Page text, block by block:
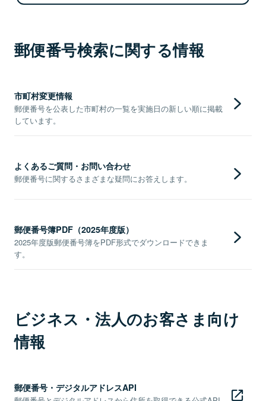
郵便番号検索に関する情報
市町村変更情報
郵便番号を公表した市町村の一覧を実施日の新しい順に掲載
しています。
よくあるご質問・お問い合わせ
郵便番号に関するさまざまな疑問にお答えします。
郵便番号簿PDF（2025年度版）
2025年度版郵便番号簿をPDF形式でダウンロードできま
す。
ビジネス・法人のお客さま向け
情報
郵便番号・デジタルアドレスAPI